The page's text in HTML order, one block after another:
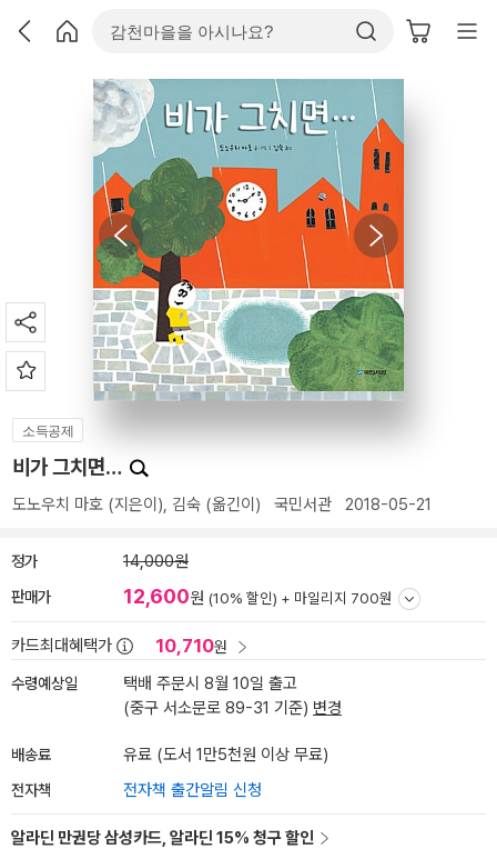
소득공제
비가 그치면…
도노우치 마호 (지은이), 김숙 (옮긴이) 국민서관 2018-05-21
정가 14,000원
판매가 12,600원 (10% 할인) + 마일리지 700원
카드최대혜택가 10,710원
수령예상일
택배 주문시 8월 10일 출고
(중구 서소문로 89-31 기준) 변경
배송료 유료 (도서 1만5천원 이상 무료)
전자책 전자책 출간알림 신청
알라딘 만권당 삼성카드, 알라딘 15% 청구 할인